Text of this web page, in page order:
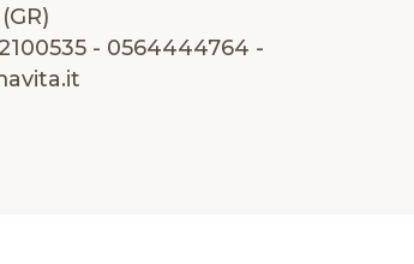
- 0564444764 -